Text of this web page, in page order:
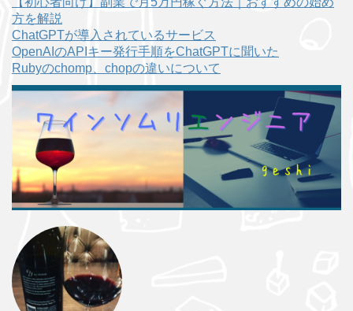
方を解説
ChatGPTが導入されているサービス
OpenAIのAPIキー発行手順をChatGPTに聞いた
Rubyのchomp、chopの違いについて